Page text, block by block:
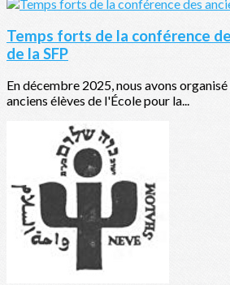
Temps forts de la conférence
de la SFP
En décembre 2025, nous avons
anciens élèves de l'École pour la...